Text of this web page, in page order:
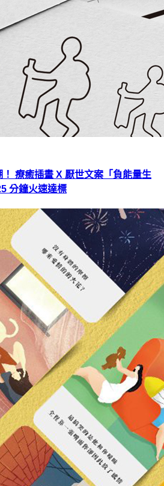
療癒插畫 X 厭世文案「負能量生
分鐘火速達標